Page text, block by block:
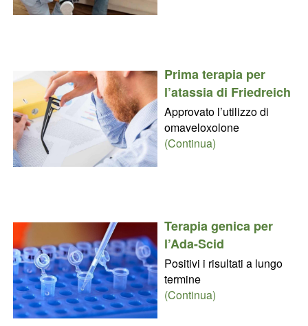
Prima terapia per
l’atassia di Friedreich
Approvato l’utilizzo di
omaveloxolone
(Continua)
Terapia genica per
l’Ada-Scid
Positivi i risultati a lungo
termine
(Continua)